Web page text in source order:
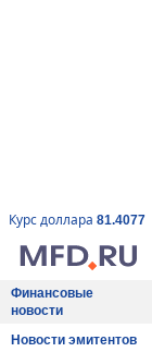
Курс доллара 81.4077
Финансовые
новости
Новости эмитентов